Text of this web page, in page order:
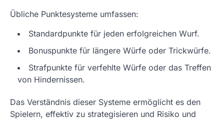
Übliche Punktesysteme umfassen:
Standardpunkte für jeden erfolgreichen Wurf.
Bonuspunkte für längere Würfe oder Trickwürfe.
Strafpunkte für verfehlte Würfe oder das Treffen
von Hindernissen.
Das Verständnis dieser Systeme ermöglicht es den
Spielern, effektiv zu strategisieren und Risiko und